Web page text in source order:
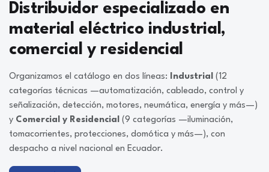
Distribuidor especializado en
material eléctrico industrial,
comercial y residencial
Organizamos el catálogo en dos líneas: Industrial (12
categorías técnicas —automatización, cableado, control y
señalización, detección, motores, neumática, energía y más—)
y Comercial y Residencial (9 categorías —iluminación,
tomacorrientes, protecciones, domótica y más—), con
despacho a nivel nacional en Ecuador.